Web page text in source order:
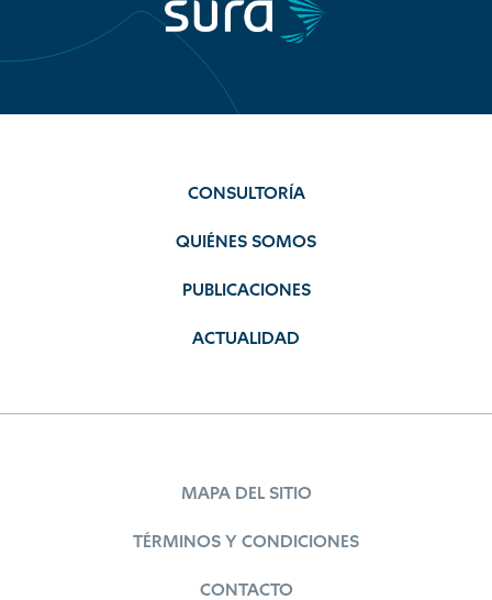
CONSULTORÍA
QUIÉNES SOMOS
PUBLICACIONES
ACTUALIDAD
MAPA DEL SITIO
TÉRMINOS Y CONDICIONES
CONTACTO